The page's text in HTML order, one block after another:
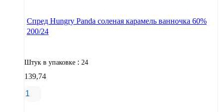
Спред Hungry Panda соленая карамель ванночка 60%
200/24
Штук в упаковке : 24
139,74